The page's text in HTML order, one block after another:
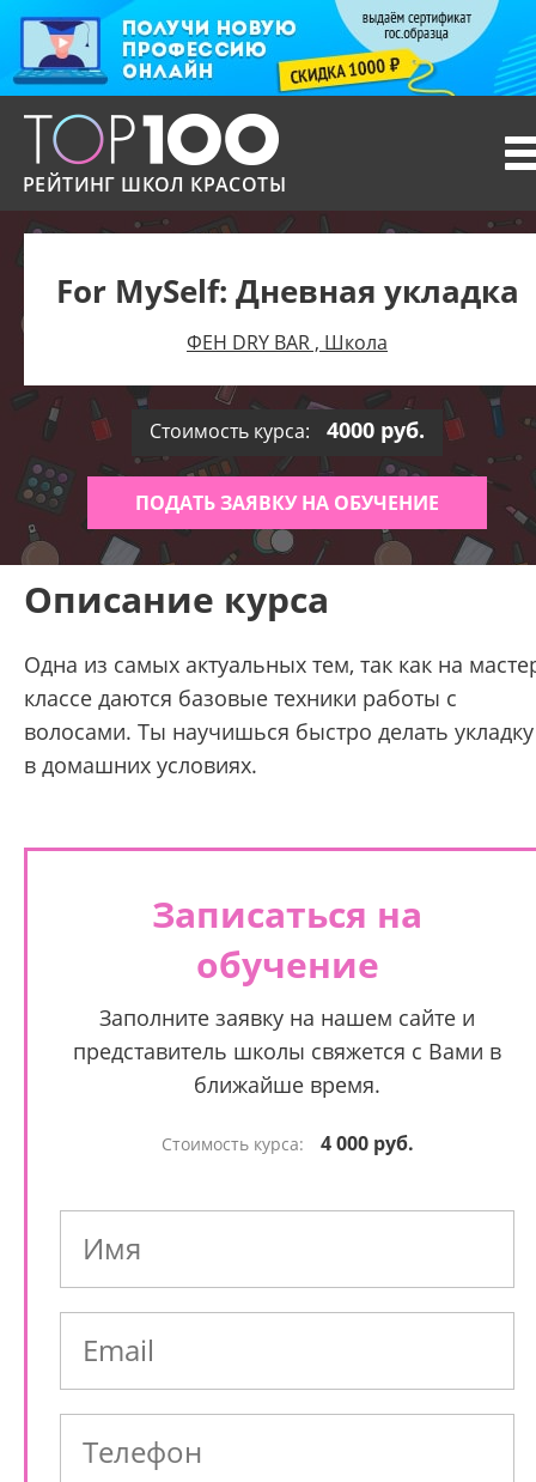
РЕЙТИНГ ШКОЛ КРАСОТЫ
For MySelf: Дневная укладка
ФЕН DRY BAR , Школа
Стоимость курса: 4000 руб.
ПОДАТЬ ЗАЯВКУ НА ОБУЧЕНИЕ
Описание курса
Одна из самых актуальных тем, так как на
классе даются базовые техники работы с
волосами. Ты научишься быстро делать укладку
в домашних условиях.
Записаться на
обучение
Заполните заявку на нашем сайте и
представитель школы свяжется с Вами в
ближайше время.
Стоимость курса: 4 000 руб.